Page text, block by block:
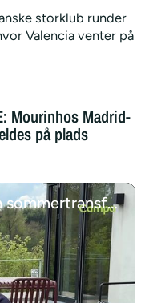
storklub runder
Valencia venter på
Mourinhos Madrid-
på plads
Dario Osorio er klar på en sommertransfer